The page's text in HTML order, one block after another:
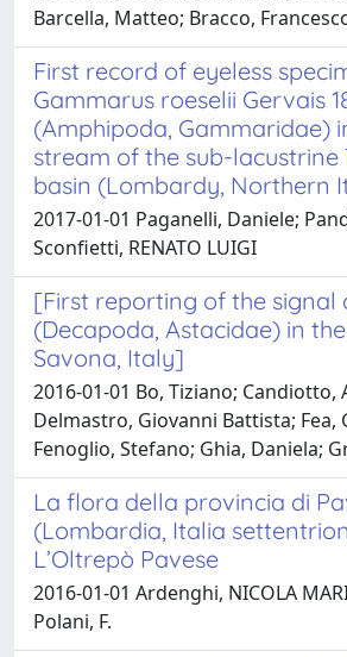
Barcella, Matteo; Bracco,
First record of eyeless
Gammarus roeselii Gervais
(Amphipoda, Gammaridae)
stream of the sub-lacustrine
basin (Lombardy, Northern
2017-01-01 Paganelli, Daniele;
Sconfietti, RENATO LUIGI
[First reporting of the signal
(Decapoda, Astacidae) in
Savona, Italy]
2016-01-01 Bo, Tiziano; Candiotto,
Delmastro, Giovanni Battista; Fea,
Fenoglio, Stefano; Ghia, Daniela;
La flora della provincia di
(Lombardia, Italia
L’Oltrepò Pavese
2016-01-01 Ardenghi, NICOLA
Polani, F.